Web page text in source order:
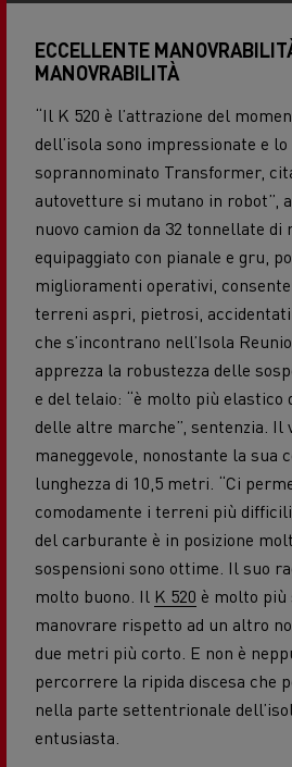
ECCELLENTE
MANOVRABILITÀ
“Il K 520 è l’attrazione del
dell’isola sono impressionate e lo
soprannominato Transformer,
autovetture si mutano in robot”,
nuovo camion da 32 tonnellate di
equipaggiato con pianale e gru,
miglioramenti operativi,
terreni aspri, pietrosi,
che s’incontrano nell’Isola
apprezza la robustezza delle
e del telaio: “è molto più elastico
delle altre marche”, sentenzia. Il
maneggevole, nonostante la sua
lunghezza di 10,5 metri. “Ci
comodamente i terreni più
del carburante è in posizione
sospensioni sono ottime. Il suo
molto buono. Il K 520 è molto più
manovrare rispetto ad un altro
due metri più corto. E non è
percorrere la ripida discesa che
nella parte settentrionale
entusiasta.